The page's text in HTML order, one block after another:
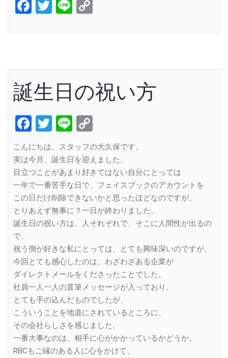
Facebook
Twitter
Line
誕生日の祝い方
Facebook
Twitter
Line
Link
こんにちは、スタッフの大久保です。
実は今月、誕生日を迎えました。
目立つことがあまり好きではない自分にとっては
一年で一番苦手な日で、フェイスブックのアカウントを
この日だけ削除できないかと思ったほどなのですが、
とりあえず無事に？一日が終わりました。
誕生日の祝い方は、人それぞれで、そこに人間性が出るの
で、
祝う側が好きな私にとっては、とても興味深いのですが、
今回とても感心したのは、わざわざある企業が
ダイレクトメールをくださったことでした。
社員一人一人の直筆メッセージが入っており、
とても手の込んだものでしたが、
こういうことを地道にされているところに、
その会社らしさを感じました。
一番大事なのは、相手に心がかかっているかどうか。
RBCもご縁のある人に心をかけて、